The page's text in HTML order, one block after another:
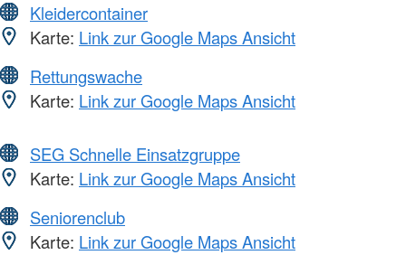
Kleidercontainer
Karte: Link zur Google Maps Ansicht
Rettungswache
Karte: Link zur Google Maps Ansicht
SEG Schnelle Einsatzgruppe
Karte: Link zur Google Maps Ansicht
Seniorenclub
Karte: Link zur Google Maps Ansicht